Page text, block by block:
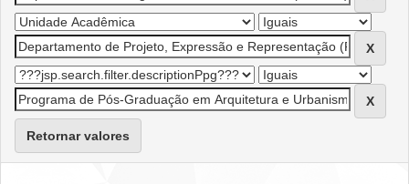
Retornar valores